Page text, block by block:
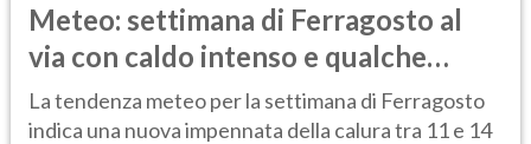
Meteo: settimana di Ferragosto al
via con caldo intenso e qualche
temporale
La tendenza meteo per la settimana di Ferragosto
indica una nuova impennata della calura tra 11 e 14